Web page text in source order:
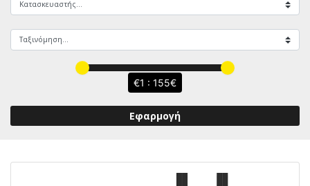
1 : 155
Εφαρμογή